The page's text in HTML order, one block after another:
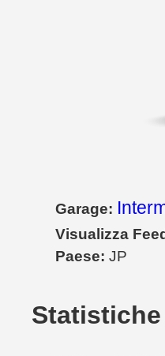
Garage:
Visualizza
Paese: JP